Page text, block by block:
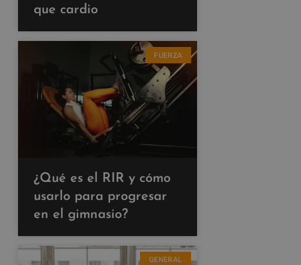
que cardio
FUERZA
¿Qué es el RIR y cómo
usarlo para progresar
en el gimnasio?
GENERAL